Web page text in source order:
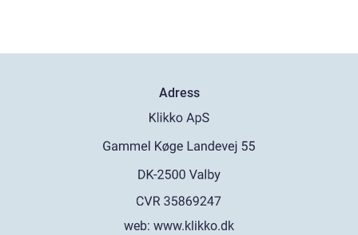
Adress
web: www.klikko.dk